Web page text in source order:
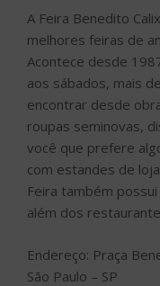
A Feira Benedito
melhores feiras de
Acontece desde
aos sábados, mais
encontrar desde
roupas seminovas,
você que prefere
com estandes de
Feira também
além dos
Endereço: Praça
São Paulo – SP